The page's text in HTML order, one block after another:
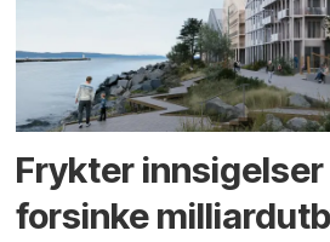
Frykter innsigelser
forsinke